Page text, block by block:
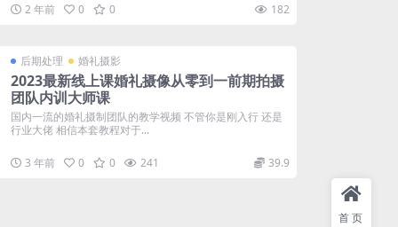
2 年前 0 0 182
后期处理 婚礼摄影
2023最新线上课婚礼摄像从零到一前期拍摄
团队内训大师课
国内一流的婚礼摄制团队的教学视频 不管你是刚入行 还是
行业大佬 相信本套教程对于...
3 年前 0 0 241 39.9
首页